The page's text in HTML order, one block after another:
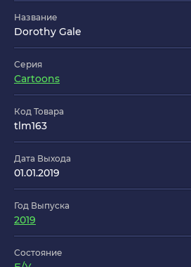
Название
Dorothy Gale
Серия
Cartoons
Код Товара
tlm163
Дата Выхода
01.01.2019
Год Выпуска
2019
Состояние